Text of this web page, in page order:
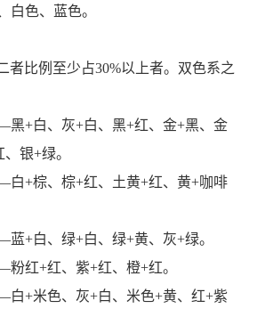
白色、蓝色。
者比例至少占30%以上者。双色系之
+白、灰+白、黑+红、金+黑、金
银+绿。
+棕、棕+红、土黄+红、黄+咖啡
+白、绿+白、绿+黄、灰+绿。
红+红、紫+红、橙+红。
+米色、灰+白、米色+黄、红+紫